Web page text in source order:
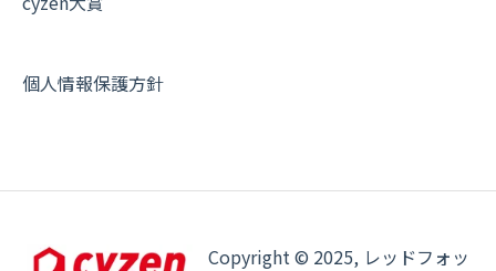
個人情報保護方針
Copyright © 2025, レッドフォッ